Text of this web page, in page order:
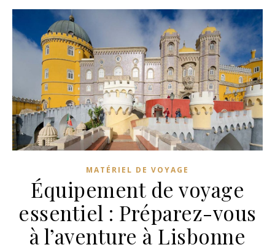
MATÉRIEL DE VOYAGE
Équipement de voyage
essentiel : Préparez-vous
à l’aventure à Lisbonne